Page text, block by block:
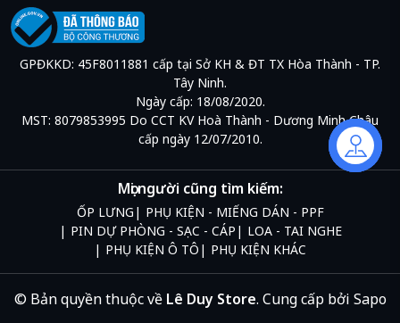
GPĐKKD: 45F8011881 cấp tại Sở KH & ĐT TX Hòa Thành - TP.
Tây Ninh.
Ngày cấp: 18/08/2020.
MST: 8079853995 Do CCT KV Hoà Thành - Dương Minh Châu
cấp ngày 12/07/2010.
Mọi người cũng tìm kiếm:
ỐP LƯNG
PHỤ KIỆN - MIẾNG DÁN - PPF
PIN DỰ PHÒNG - SẠC - CÁP
LOA - TAI NGHE
PHỤ KIỆN Ô TÔ
PHỤ KIỆN KHÁC
© Bản quyền thuộc về Lê Duy Store. Cung cấp bởi Sapo
Liên hệ